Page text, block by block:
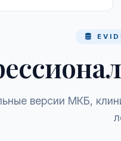
версии МКБ,